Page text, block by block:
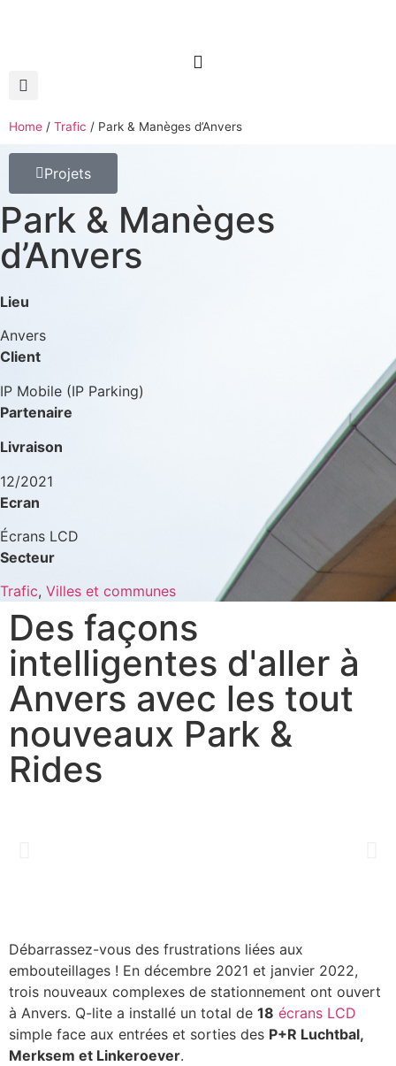
Home / Trafic / Park & ​​​​Manèges d’Anvers
Projets
Park & ​​​​Manèges
d’Anvers
Lieu
Anvers
Client
IP Mobile (IP Parking)
Partenaire
Livraison
12/2021
Ecran
Écrans LCD
Secteur
Trafic, Villes et communes
Des façons
intelligentes d'aller à
Anvers avec les tout
nouveaux Park & ​​​​
Rides
Débarrassez-vous des frustrations liées aux
embouteillages ! En décembre 2021 et janvier 2022,
trois nouveaux complexes de stationnement ont ouvert
à Anvers. Q-lite a installé un total de 18 écrans LCD
simple face aux entrées et sorties des P+R Luchtbal,
Merksem et Linkeroever.